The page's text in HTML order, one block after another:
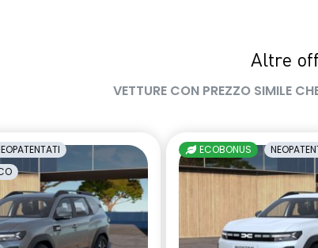
Altre
VETTURE CON PREZZO SIMILE
ECOBONUS